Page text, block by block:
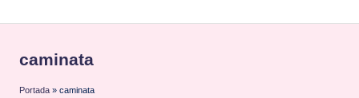
caminata
Portada » caminata